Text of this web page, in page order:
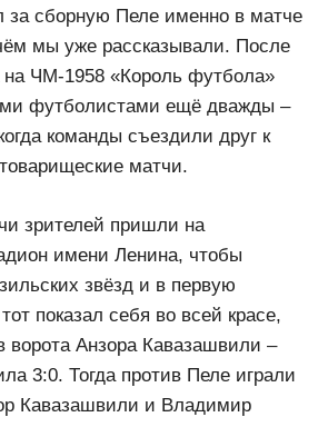
за сборную Пеле именно в матче
мы уже рассказывали. После
на ЧМ-1958 «Король футбола»
футболистами ещё дважды –
команды съездили друг к
матчи.
зрителей пришли на
имени Ленина, чтобы
звёзд и в первую
показал себя во всей красе,
Анзора Кавазашвили –
3:0. Тогда против Пеле играли
Кавазашвили и Владимир